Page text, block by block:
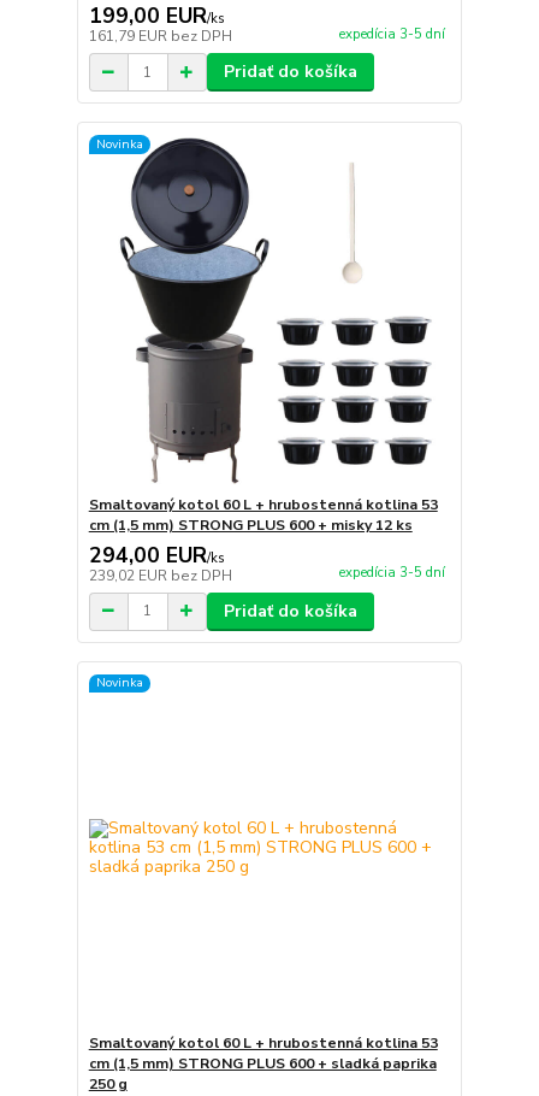
199,00 EUR/ks
161,79 EUR bez DPH expedícia 3-5 dní
Pridať do košíka
Novinka
Smaltovaný kotol 60 L + hrubostenná kotlina 53
cm (1,5 mm) STRONG PLUS 600 + misky 12 ks
294,00 EUR/ks
239,02 EUR bez DPH expedícia 3-5 dní
Pridať do košíka
Novinka
Smaltovaný kotol 60 L + hrubostenná kotlina 53
cm (1,5 mm) STRONG PLUS 600 + sladká paprika
250 g